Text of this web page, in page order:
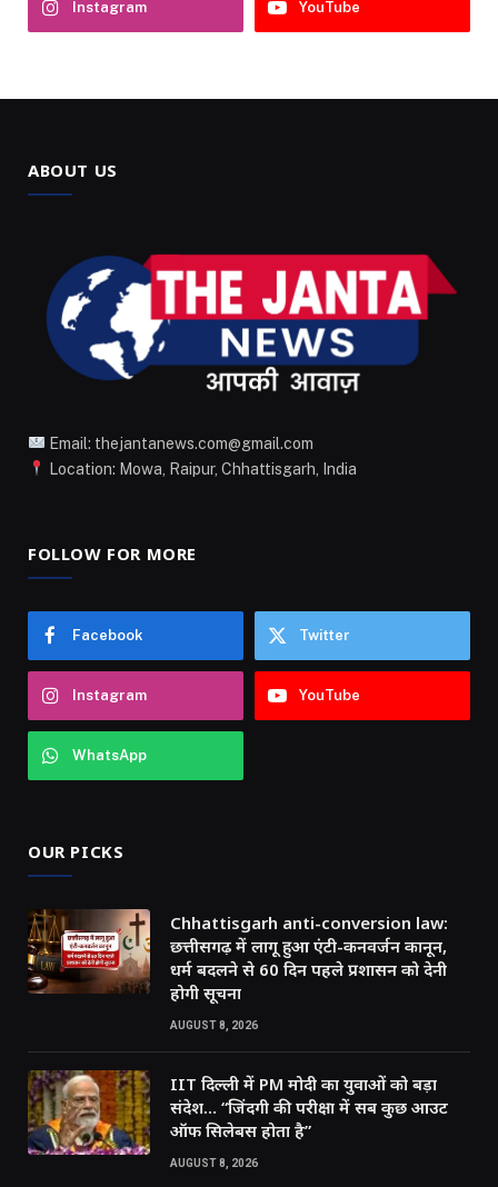
Instagram YouTube
ABOUT US
Email: thejantanews.com@gmail.com
Location: Mowa, Raipur, Chhattisgarh, India
FOLLOW FOR MORE
Facebook Twitter
Instagram YouTube
WhatsApp
OUR PICKS
Chhattisgarh anti-conversion law:
छत्तीसगढ़ में लागू हुआ एंटी-कनवर्जन कानून,
धर्म बदलने से 60 दिन पहले प्रशासन को देनी
होगी सूचना
AUGUST 8, 2026
IIT दिल्ली में PM मोदी का युवाओं को बड़ा
संदेश… “जिंदगी की परीक्षा में सब कुछ आउट
ऑफ सिलेबस होता है”
AUGUST 8, 2026